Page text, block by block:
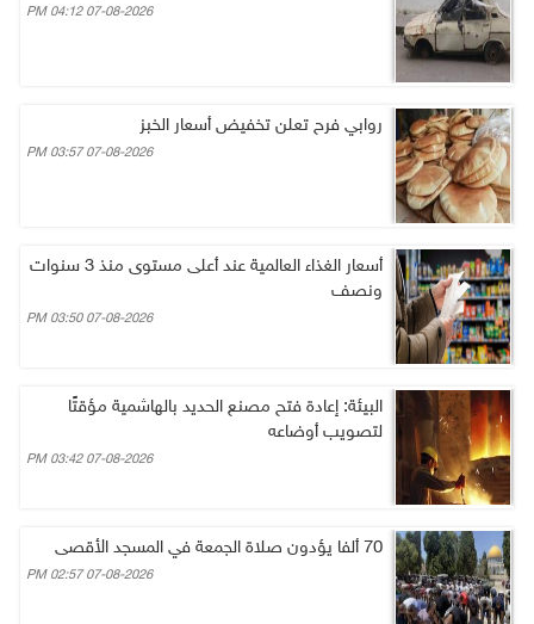
07-08-2026 04:12 PM
روابي فرح تعلن تخفيض أسعار الخبز
07-08-2026 03:57 PM
أسعار الغذاء العالمية عند أعلى مستوى منذ 3 سنوات
ونصف
07-08-2026 03:50 PM
البيئة: إعادة فتح مصنع الحديد بالهاشمية مؤقتًا
لتصويب أوضاعه
07-08-2026 03:42 PM
70 ألفا يؤدون صلاة الجمعة في المسجد الأقصى
07-08-2026 02:57 PM